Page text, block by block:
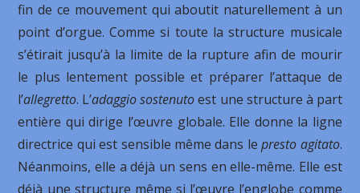
fin de ce mouvement qui aboutit naturellement à un
point d’orgue. Comme si toute la structure musicale
s’étirait jusqu’à la limite de la rupture afin de mourir
le plus lentement possible et préparer l’attaque de
l’allegretto. L’adaggio sostenutoest une structure à part
entière qui dirige l’œuvre globale. Elle donne la ligne
directrice qui est sensible même dans lepresto agitato.
Néanmoins, elle a déjà un sens en elle-même. Elle est
déjà une structure même si l’œuvre l’englobe comme